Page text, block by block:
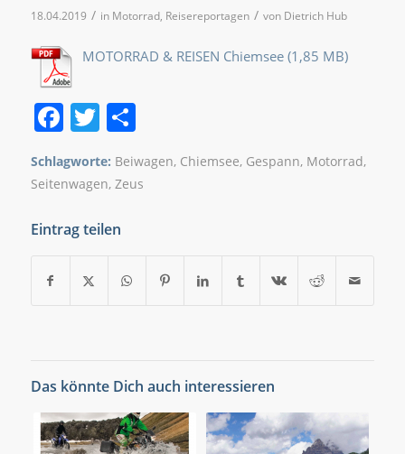
18.04.2019 / in Motorrad, Reisereportagen / von Dietrich Hub
MOTORRAD & REISEN Chiemsee
Facebook
Twitter
Teilen
Schlagworte: Beiwagen, Chiemsee, Gespann, Motorrad,
Seitenwagen, Zeus
Eintrag teilen
Das könnte Dich auch interessieren